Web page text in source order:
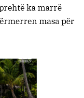
ka marrë
masa për